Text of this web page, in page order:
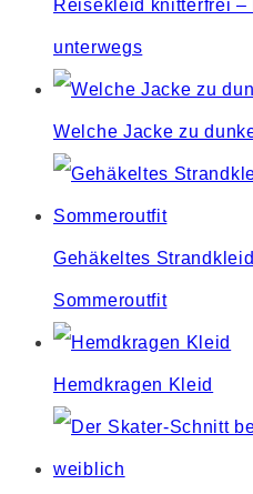
Reisekleid knitterfrei
unterwegs
Welche Jacke zu
Gehäkeltes
Sommeroutfit
Hemdkragen Kleid